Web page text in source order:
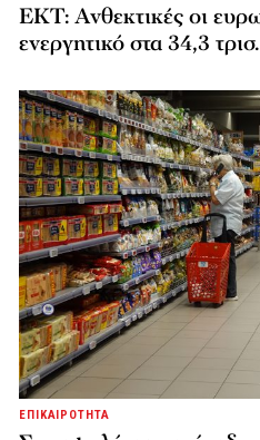
ΕΚΤ: Ανθεκτικές οι
ενεργητικό στα 34,3
ΕΠΙΚΑΙΡΟΤΗΤΑ